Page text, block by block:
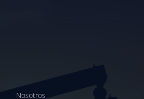
Nosotros